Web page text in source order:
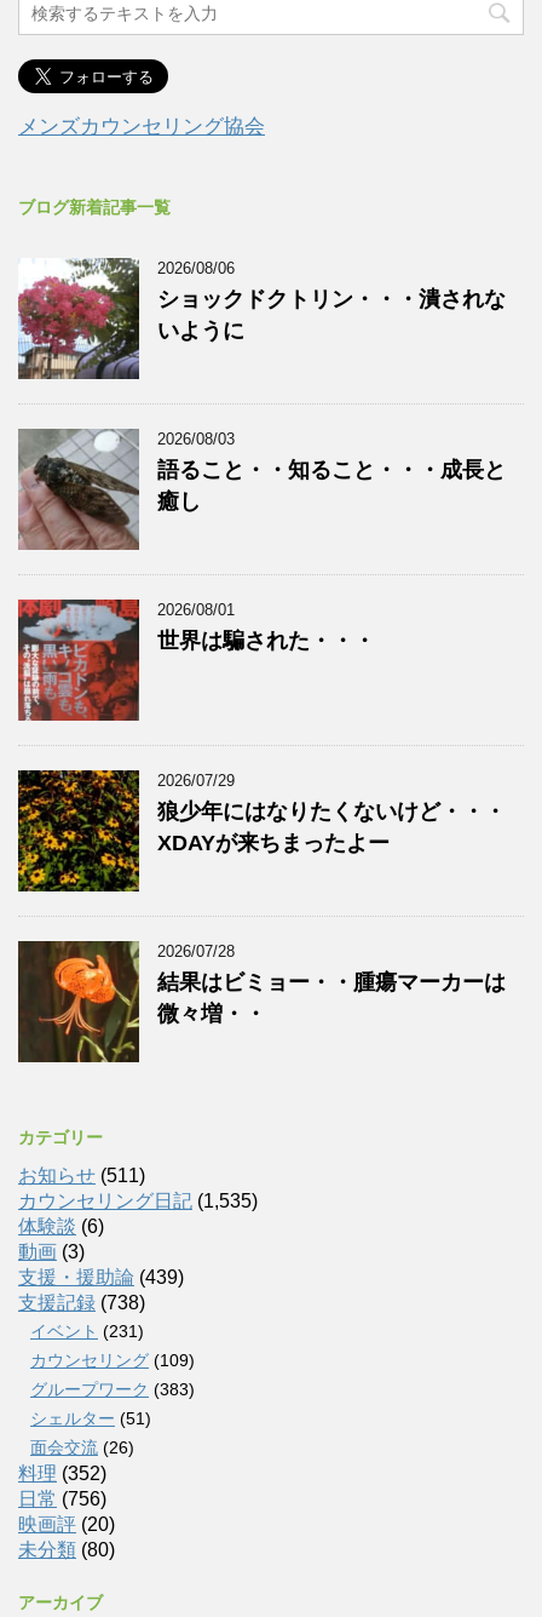
メンズカウンセリング協会
ブログ新着記事一覧
2026/08/06
ショックドクトリン・・・潰されな
いように
2026/08/03
語ること・・知ること・・・成長と
癒し
2026/08/01
世界は騙された・・・
2026/07/29
狼少年にはなりたくないけど・・・
XDAYが来ちまったよー
2026/07/28
結果はビミョー・・腫瘍マーカーは
微々増・・
カテゴリー
お知らせ (511)
カウンセリング日記 (1,535)
体験談 (6)
動画 (3)
支援・援助論 (439)
支援記録 (738)
イベント (231)
カウンセリング (109)
グループワーク (383)
シェルター (51)
面会交流 (26)
料理 (352)
日常 (756)
映画評 (20)
未分類 (80)
アーカイブ